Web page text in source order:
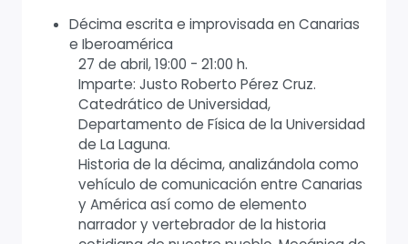
Décima escrita e improvisada en Canarias
e Iberoamérica
27 de abril, 19:00 - 21:00 h.
Imparte: Justo Roberto Pérez Cruz.
Catedrático de Universidad,
Departamento de Física de la Universidad
de La Laguna.
Historia de la décima, analizándola como
vehículo de comunicación entre Canarias
y América así como de elemento
narrador y vertebrador de la historia